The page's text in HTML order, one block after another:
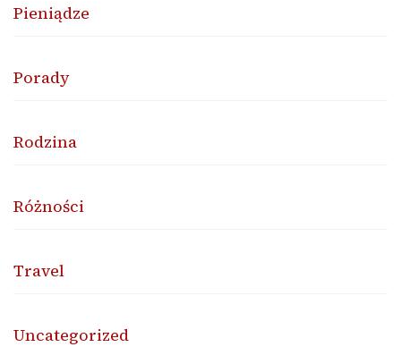
Pieniądze
Porady
Rodzina
Różności
Travel
Uncategorized